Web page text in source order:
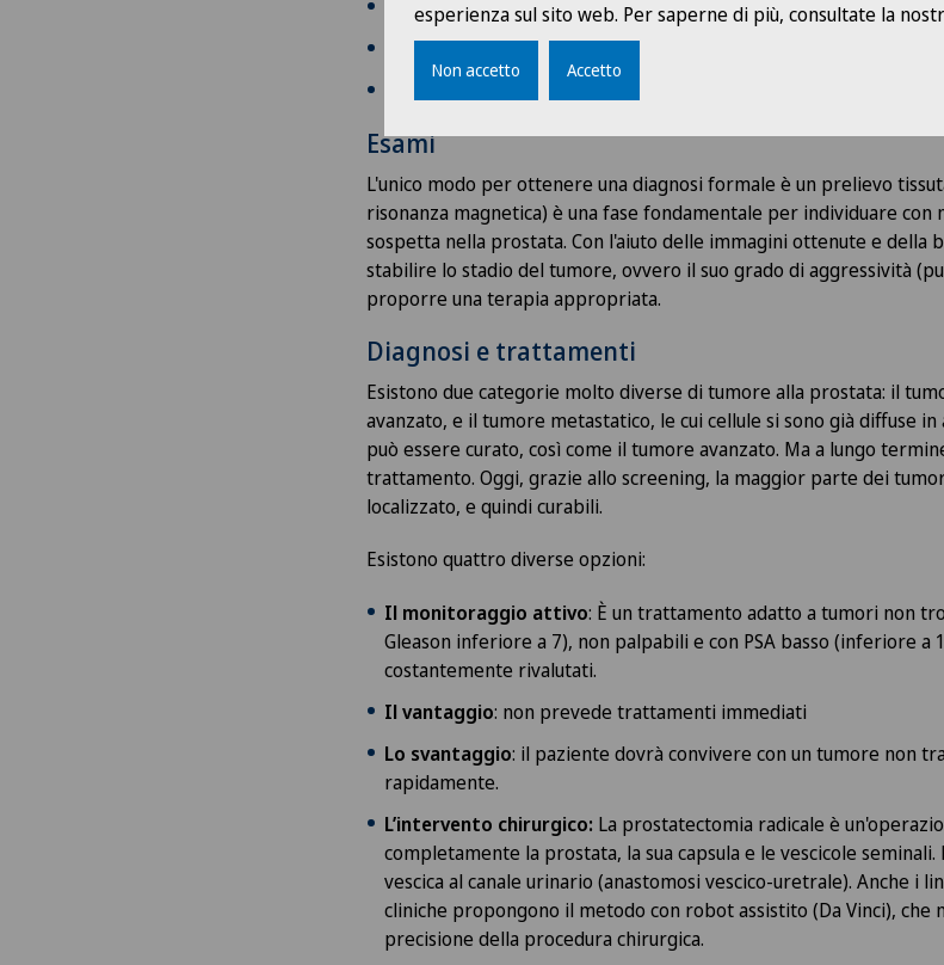
Sangue nelle urine
Disfunzione erettile
Esami
L'unico modo per ottenere una diagnosi formale è un prelievo
risonanza magnetica) è una fase fondamentale per individuare con
sospetta nella prostata. Con l'aiuto delle immagini ottenute e della
stabilire lo stadio del tumore, ovvero il suo grado di aggressività
proporre una terapia appropriata.
Diagnosi e trattamenti
Esistono due categorie molto diverse di tumore alla prostata: il
avanzato, e il tumore metastatico, le cui cellule si sono già diffuse
può essere curato, così come il tumore avanzato. Ma a lungo
trattamento. Oggi, grazie allo screening, la maggior parte dei
localizzato, e quindi curabili.
Esistono quattro diverse opzioni:
Il monitoraggio attivo: È un trattamento adatto a tumori non
Gleason inferiore a 7), non palpabili e con PSA basso (inferiore a
costantemente rivalutati.
Il vantaggio: non prevede trattamenti immediati
Lo svantaggio: il paziente dovrà convivere con un tumore non
rapidamente.
L’intervento chirurgico: La prostatectomia radicale è
completamente la prostata, la sua capsula e le vescicole
vescica al canale urinario (anastomosi vescico-uretrale). Anche i
cliniche propongono il metodo con robot assistito (Da Vinci), che
precisione della procedura chirurgica.
esperienza sul sito web. Per saperne di più, consultate la
Non accetto Accetto